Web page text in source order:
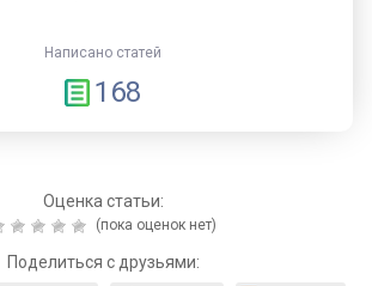
Написано статей
168
Оценка статьи:
(пока оценок нет)
Поделиться с друзьями: